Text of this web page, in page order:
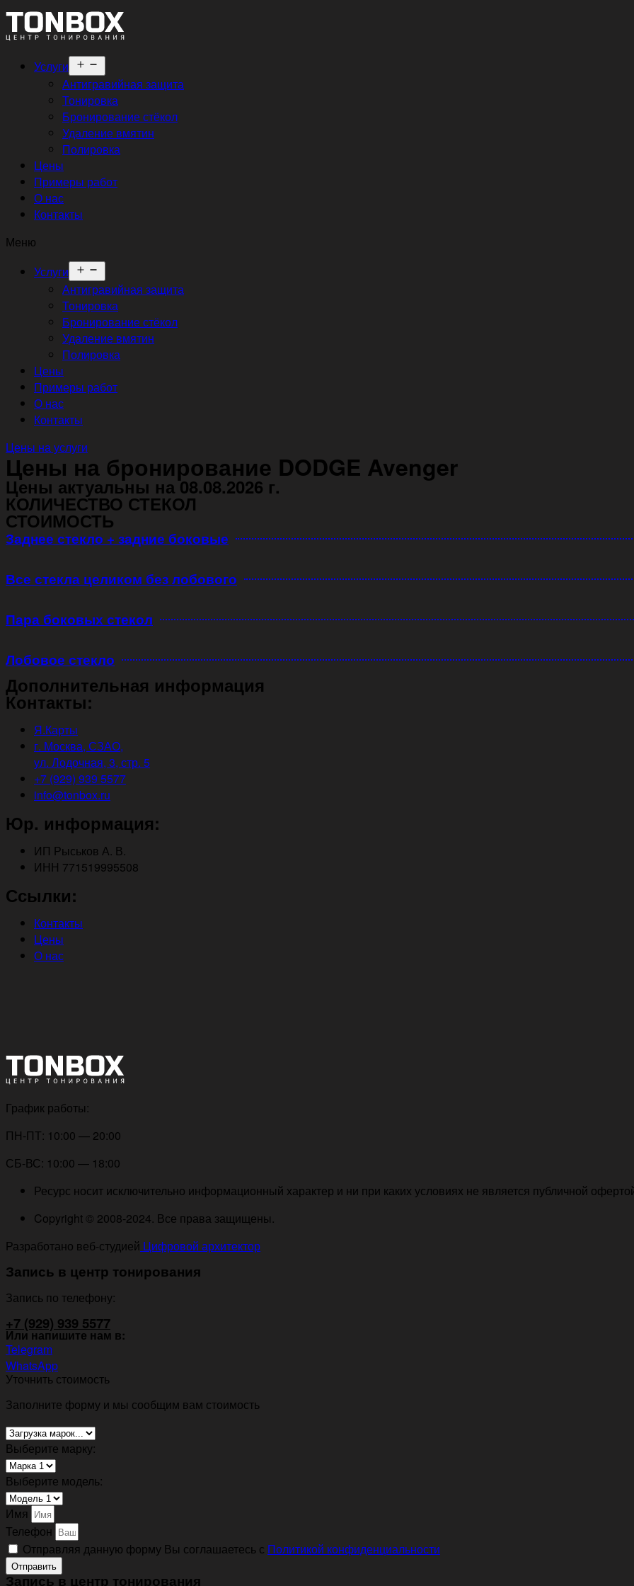
Услуги
меню
Антигравийная защита
Тонировка
Бронирование стёкол
Удаление вмятин
Полировка
Цены
Примеры работ
О нас
Контакты
Меню
Услуги
меню
Антигравийная защита
Тонировка
Бронирование стёкол
Удаление вмятин
Полировка
Цены
Примеры работ
О нас
Контакты
Цены на услуги
Цены на бронирование DODGE Avenger
Цены актуальны на 08.08.2026 г.
КОЛИЧЕСТВО СТЕКОЛ
СТОИМОСТЬ
Заднее стекло + задние боковые
Все стекла целиком без лобового
Пара боковых стекол
Лобовое стекло
Дополнительная информация
Контакты:
Я.Карты
г. Москва, СЗАО,
ул. Лодочная, 3, стр. 5
+7 (929) 939 5577
info@tonbox.ru
Юр. информация:
ИП Рыськов А. В.
ИНН 771519995508
Ссылки:
Контакты
Цены
О нас
График работы:
ПН-ПТ: 10:00 — 20:00
СБ-ВС: 10:00 — 18:00
Ресурс носит исключительно информационный характер и ни при каких условиях не является публичной
Copyright © 2008-2024. Все права защищены.
Разработано веб-студией Цифровой архитектор
Запись в центр тонирования
Запись по телефону:
+7 (929) 939 5577
Или напишите нам в:
Telegram
WhatsApp
Уточнить стоимость
Заполните форму и мы сообщим вам стоимость
Выберите марку:
Выберите модель:
Имя
Телефон
Отправляя данную форму Вы соглашаетесь с Политикой конфиденциальности
Отправить
Запись в центр тонирования